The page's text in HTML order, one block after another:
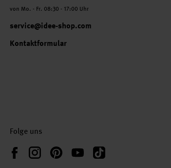
von Mo. - Fr. 08:30 - 17:00 Uhr
service@idee-shop.com
Kontaktformular
Folge uns
FacebookInstagramPinterestYouTubeTikTok